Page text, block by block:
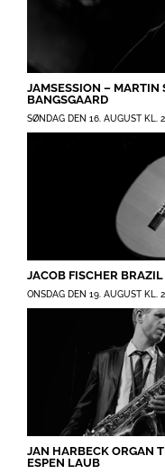
JAMSESSION – MARTIN
BANGSGAARD
SØNDAG DEN 16. AUGUST KL.
JACOB FISCHER
ONSDAG DEN 19. AUGUST KL.
JAN HARBECK ORGAN
ESPEN LAUB